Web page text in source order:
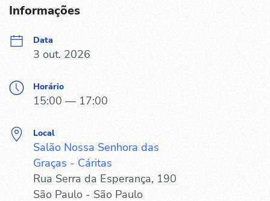
Informações
Data
3 out. 2026
Horário
15:00 — 17:00
Local
Salão Nossa Senhora das
Graças - Cáritas
Rua Serra da Esperança, 190
São Paulo - São Paulo